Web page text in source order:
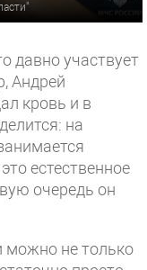
давно участвует
Андрей
кровь и в
на
естественное
очередь он
можно не только